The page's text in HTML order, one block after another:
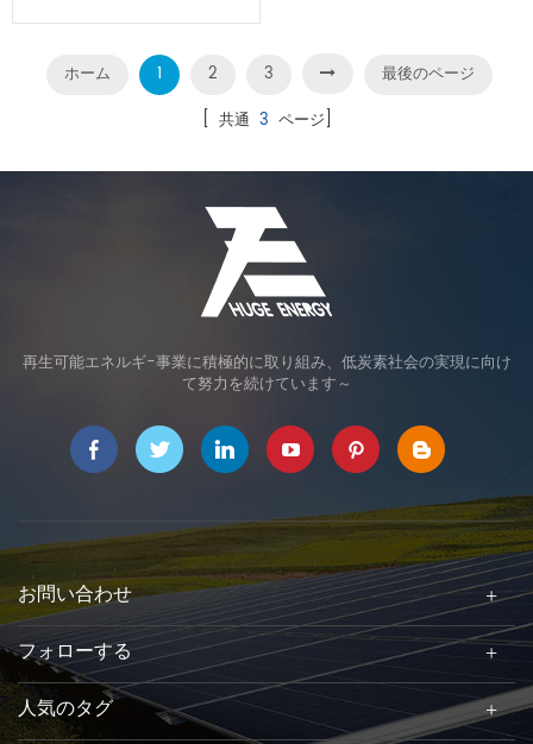
計、製造可能です。効率よく、
施工性に優れた架台です。
ホーム 1 2 3
最後のページ
[ 共通 3 ページ]
再生可能エネルギ-事業に積極的に取り組み、低炭素社会の実現に向け
て努力を続けています～
お問い合わせ
フォローする
人気のタグ